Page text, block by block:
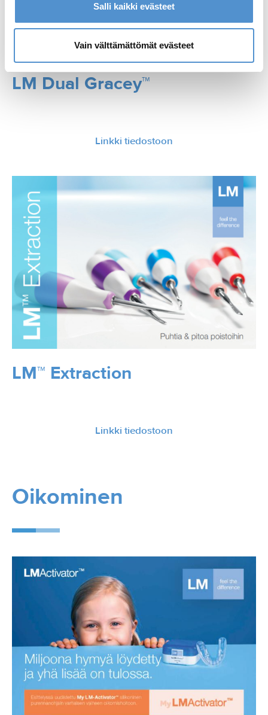
Salli kaikki evästeet
Vain välttämättömät evästeet
LM Dual Gracey™
Linkki tiedostoon
LM™ Extraction
Linkki tiedostoon
Oikominen